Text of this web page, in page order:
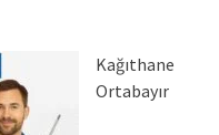
Kağıthane
Ortabayır